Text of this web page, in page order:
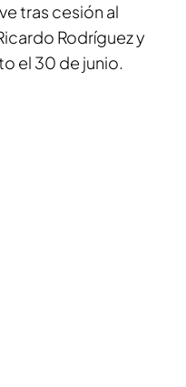
tras cesión al
Rodríguez y
el 30 de junio.